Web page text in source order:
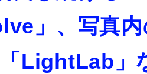
」、写真内
LightLab」